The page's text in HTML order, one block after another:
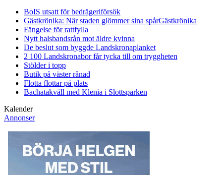
BoIS utsatt för bedrägeriförsök
Gästkrönika: När staden glömmer sina spårGästkrönika
Fängelse för rattfylla
Nytt halsbandsrån mot äldre kvinna
De beslut som byggde Landskronaplanket
2 100 Landskronabor får tycka till om tryggheten
Stölder i topp
Butik på väster rånad
Flotta flottar på plats
Bachatakväll med Klenia i Slottsparken
Kalender
Annonser